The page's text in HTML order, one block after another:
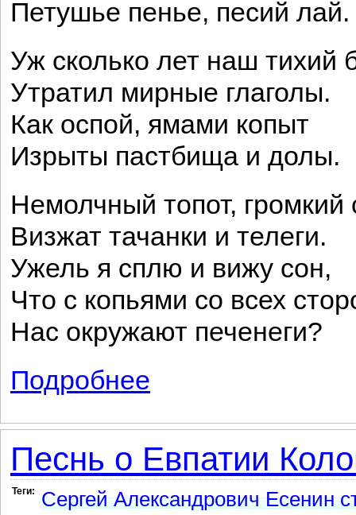
Петушье пенье, песий лай.
Уж сколько лет наш тихий
Утратил мирные глаголы.
Как оспой, ямами копыт
Изрыты пастбища и долы.
Немолчный топот, громкий
Визжат тачанки и телеги.
Ужель я сплю и вижу сон,
Что с копьями со всех
Нас окружают печенеги?
Подробнее
Песнь о Евпатии
Теги:
Сергей Александрович Есенин